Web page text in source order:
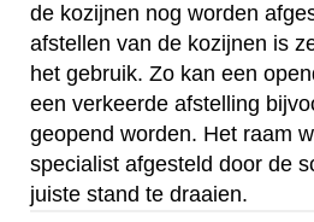
de kozijnen nog worden
afstellen van de kozijnen is
het gebruik. Zo kan een
een verkeerde afstelling
geopend worden. Het raam
specialist afgesteld door de
juiste stand te draaien.